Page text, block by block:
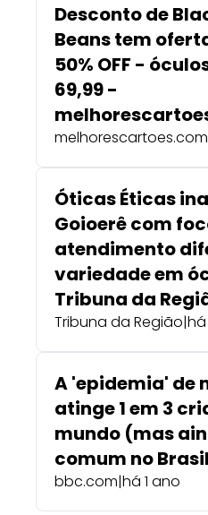
Desconto de
Beans tem
50% OFF -
69,99 -
Óticas Éticas
Goioerê com
atendimento
variedade em
Tribuna da
Tribuna da Região|há
A 'epidemia' de
atinge 1 em 3
mundo (mas
comum no
bbc.com|há 1 ano